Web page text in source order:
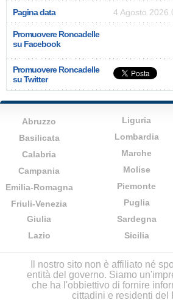
Pagina data 4 Agosto 2026
Promuovere Roncadelle
su Facebook
Promuovere Roncadelle
su Twitter
Abruzzo
Basilicata
Calabria
Campania
Emilia-Romagna
Friuli-Venezia
Giulia
Lazio
Liguria
Lombardia
Marche
Molise
Piemonte
Puglia
Sardegna
Sicilia
Il nostro sito non è affiliato né
entità del governo. Siamo
che ha l'obbiettivo di fornire
cittadini e residenti del